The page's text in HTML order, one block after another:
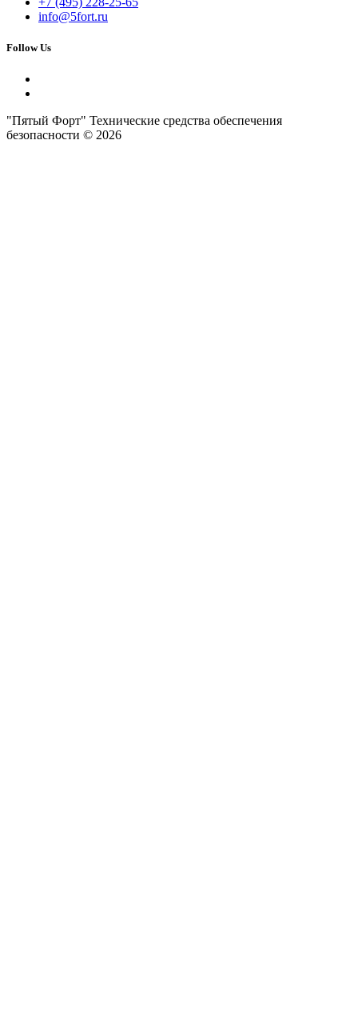
info@5fort.ru
Follow Us
"Пятый Форт" Технические средства обеспечения
безопасности © 2026